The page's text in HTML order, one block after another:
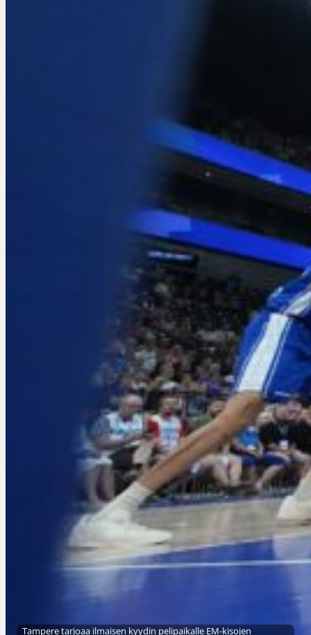
Tampere tarjoaa ilmaisen kyydin pelipaikalle EM-kisojen